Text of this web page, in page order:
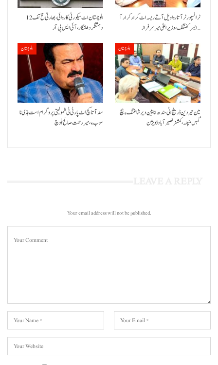
بلوچستان اٹ سیکورٹی کاروائی، بھارتی مخ تف 12
دہشتگرد خلنگار،آئی ایس پی آر
ٹرانسپورٹر آتا روا ویل آتے ریسہ اٹ کرار کرار آ
ایسر کننگک ،وزیرِ اعلیٰ میر سرفراز…
بلوچستان
سد آتا کچ اٹ پارٹی ٹی شمولیتی پروگرام است بڈی نا
سوب ءِ،میر رحمت صالح بلوچ
بلوچستان
مین حیردین ڈرینج اٹی سندھ انا پین دیر شاغنگ ءِ ہچ
گہس منپنہ،کمشنر نصیرآباد ڈویژن
Your email address will not be published.